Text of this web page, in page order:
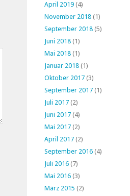
April 2019 (4)
November 2018 (1)
September 2018 (5)
Juni 2018 (1)
Mai 2018 (1)
Januar 2018 (1)
Oktober 2017 (3)
September 2017 (1)
Juli 2017 (2)
Juni 2017 (4)
Mai 2017 (2)
April 2017 (2)
September 2016 (4)
Juli 2016 (7)
Mai 2016 (3)
März 2015 (2)